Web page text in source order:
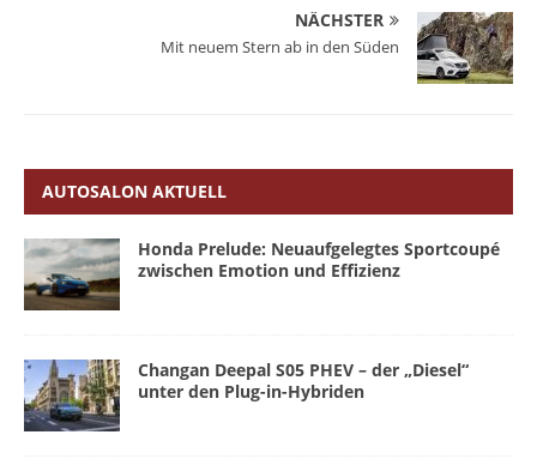
NÄCHSTER
Mit neuem Stern ab in den Süden
AUTOSALON AKTUELL
Honda Prelude: Neuaufgelegtes Sportcoupé
zwischen Emotion und Effizienz
Changan Deepal S05 PHEV – der „Diesel“
unter den Plug-in-Hybriden